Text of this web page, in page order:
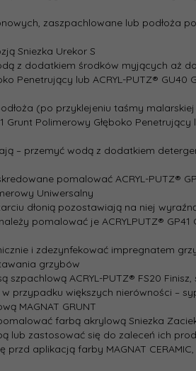
zaszpachlowane lub podłoża
Sniezka Urekor S
z dodatkiem środków myjących aż
Penetrujący lub ACRYL-PUTZ® GU40
(po przyklejeniu taśmy
Polimerowy Głęboko Penetrujący
– przemyć wodą z dodatkiem
pomalować ACRYL-PUTZ®
Uniwersalny
dłonią pozostawiają na niej
pomalować je ACRYLPUTZ® GP41
i zdezynfekować impregnatem
grzybów
ACRYL-PUTZ® FS20 Finisz,
przypadku większych nierówności –
MAGNAT GRUNT
farbą akrylową Sniezka
lub zastosować się do zaleceń ich
aplikacją farby MAGNAT